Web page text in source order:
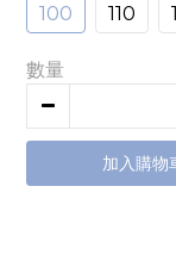
100 110
數量
加入購物